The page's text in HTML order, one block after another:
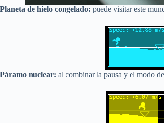
Planeta de hielo congelado: puede visitar este
Páramo nuclear: al combinar la pausa y el modo